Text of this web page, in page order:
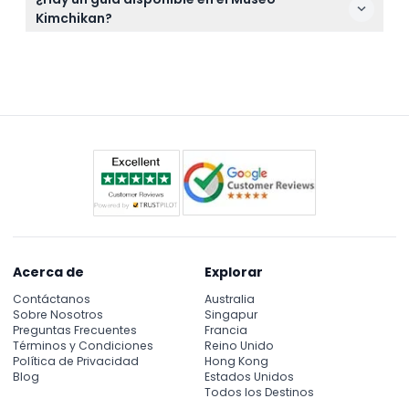
historia del kimchi, su importancia cultural y
Kimchikan?
Acerca de
Contáctanos
Sobre Nosotros
Preguntas Frecuentes
Términos y Condiciones
Política de Privacidad
Blog
Explorar
Australia
Singapur
Francia
Reino Unido
Hong Kong
Estados Unidos
Todos los Destinos